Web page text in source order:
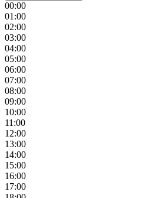
00:00
01:00
02:00
03:00
04:00
05:00
06:00
07:00
08:00
09:00
10:00
11:00
12:00
13:00
14:00
15:00
16:00
17:00